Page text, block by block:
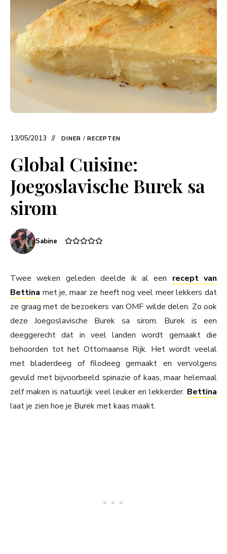
13/05/2013 DINER / RECEPTEN
Global Cuisine:
Joegoslavische Burek sa
sirom
Sabine
Twee weken geleden deelde ik al een recept van
Bettina met je, maar ze heeft nog veel meer lekkers dat
ze graag met de bezoekers van OMF wilde delen. Zo ook
deze Joegoslavische Burek sa sirom. Burek is een
deeggerecht dat in veel landen wordt gemaakt die
behoorden tot het Ottomaanse Rijk. Het wordt veelal
met bladerdeeg of filodeeg gemaakt en vervolgens
gevuld met bijvoorbeeld spinazie of kaas, maar helemaal
zelf maken is natuurlijk veel leuker en lekkerder. Bettina
laat je zien hoe je Burek met kaas maakt.